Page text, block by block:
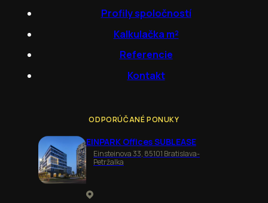
Profily spoločností
Kalkulačka m²
Referencie
Kontakt
ODPORÚČANÉ PONUKY
EINPARK Offices SUBLEASE
Einsteinova 33, 85101 Bratislava-
Petržalka